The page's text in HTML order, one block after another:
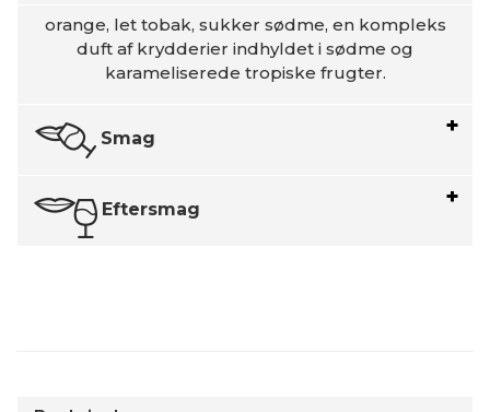
orange, let tobak, sukker sødme, en kompleks
duft af krydderier indhyldet i sødme og
karameliserede tropiske frugter.
Smag
Eftersmag